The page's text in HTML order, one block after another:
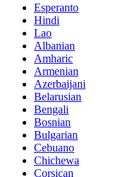
Esperanto
Hindi
Lao
Albanian
Amharic
Armenian
Azerbaijani
Belarusian
Bengali
Bosnian
Bulgarian
Cebuano
Chichewa
Corsican